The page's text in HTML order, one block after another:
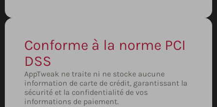
Conforme à la norme PCI
DSS
AppTweak ne traite ni ne stocke aucune
information de carte de crédit, garantissant la
sécurité et la confidentialité de vos
informations de paiement.